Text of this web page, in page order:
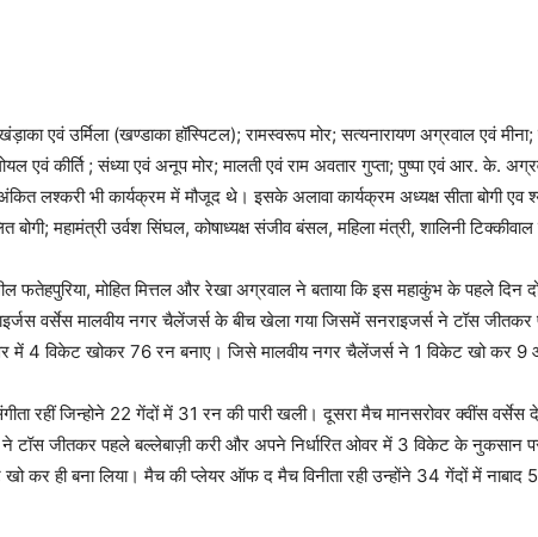
एवं उर्मिला (खण्डाका हॉस्पिटल); रामस्वरूप मोर; सत्यनारायण अग्रवाल एवं
एवं कीर्ति ; संध्या एवं अनूप मोर; मालती एवं राम अवतार गुप्ता; पुष्पा एवं आर. के.
लश्करी भी कार्यक्रम में मौजूद थे। इसके अलावा कार्यक्रम अध्यक्ष सीता बोगी एव
बोगी; महामंत्री उर्वश सिंघल, कोषाध्यक्ष संजीव बंसल, महिला मंत्री, शालिनी
मोहित मित्तल और रेखा अग्रवाल ने बताया कि इस महाकुंभ के पहले दिन
वर्सेस मालवीय नगर चैलेंजर्स के बीच खेला गया जिसमें सनराइजर्स ने टॉस जीतकर
में 4 विकेट खोकर 76 रन बनाए। जिसे मालवीय नगर चैलेंजर्स ने 1 विकेट खो कर 9
रहीं जिन्होने 22 गेंदों में 31 रन की पारी खली। दूसरा मैच मानसरोवर क्वींस वर्सेस
ने टॉस जीतकर पहले बल्लेबाज़ी करी और अपने निर्धारित ओवर में 3 विकेट के नुकसान
कर ही बना लिया। मैच की प्लेयर ऑफ द मैच विनीता रही उन्होंने 34 गेंदों में नाबाद